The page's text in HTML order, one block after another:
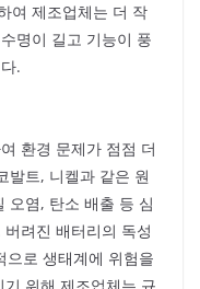
여 제조업체는 더 작
명이 길고 기능이 풍
.
환경 문제가 점점 더
발트, 니켈과 같은 원
오염, 탄소 배출 등 심
려진 배터리의 독성
으로 생태계에 위험을